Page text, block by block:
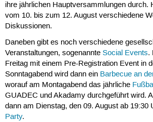
ihre jährlichen Hauptversammlungen durch.
vom 10. bis zum 12. August verschiedene
Diskussionen.
Daneben gibt es noch verschiedene
Veranstaltungen, sogenannte Social Events.
Freitag mit einem Pre-Registration Event in
Sonntagabend wird dann ein Barbecue an
worauf am Montagabend das jährliche
GUADEC und Akadamy durchgeführt wird.
dann am Dienstag, den 09. August ab 19:30
Party.